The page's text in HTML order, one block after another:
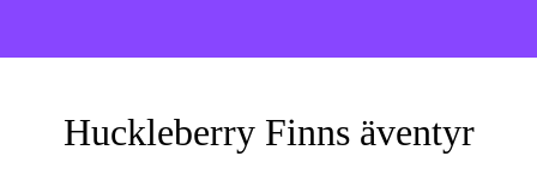
Huckleberry Finns äventyr